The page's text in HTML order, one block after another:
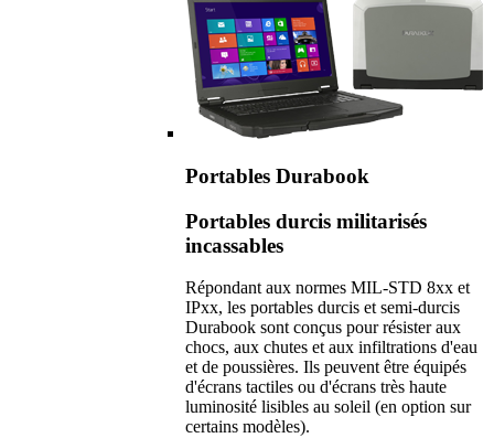
Portables Durabook
Portables durcis militarisés
incassables
Répondant aux normes MIL-STD 8xx et
IPxx, les portables durcis et semi-durcis
Durabook sont conçus pour résister aux
chocs, aux chutes et aux infiltrations d'eau
et de poussières. Ils peuvent être équipés
d'écrans tactiles ou d'écrans très haute
luminosité lisibles au soleil (en option sur
certains modèles).